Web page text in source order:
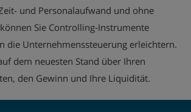
und Personalaufwand und ohne
Sie Controlling-Instrumente
die Unternehmenssteuerung erleichtern.
dem neuesten Stand über Ihren
den Gewinn und Ihre Liquidität.